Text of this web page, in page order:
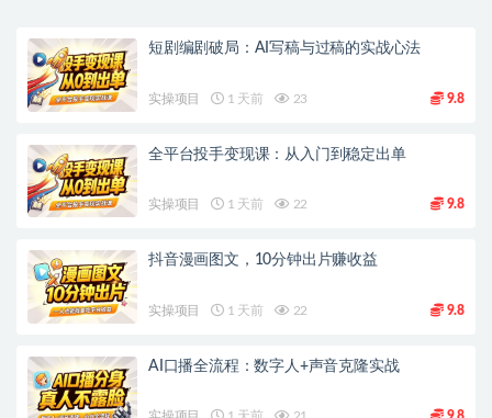
短剧编剧破局：AI写稿与过稿的实战心法
实操项目 1 天前 23 9.8
全平台投手变现课：从入门到稳定出单
实操项目 1 天前 22 9.8
抖音漫画图文，10分钟出片赚收益
实操项目 1 天前 22 9.8
AI口播全流程：数字人+声音克隆实战